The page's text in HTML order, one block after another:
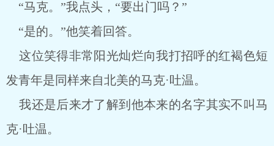
“马克。”我点头，“要出门吗？”
“是的。”他笑着回答。
这位笑得非常阳光灿烂向我打招呼的红褐色短
发青年是同样来自北美的马克·吐温。
我还是后来才了解到他本来的名字其实不叫马
克·吐温。